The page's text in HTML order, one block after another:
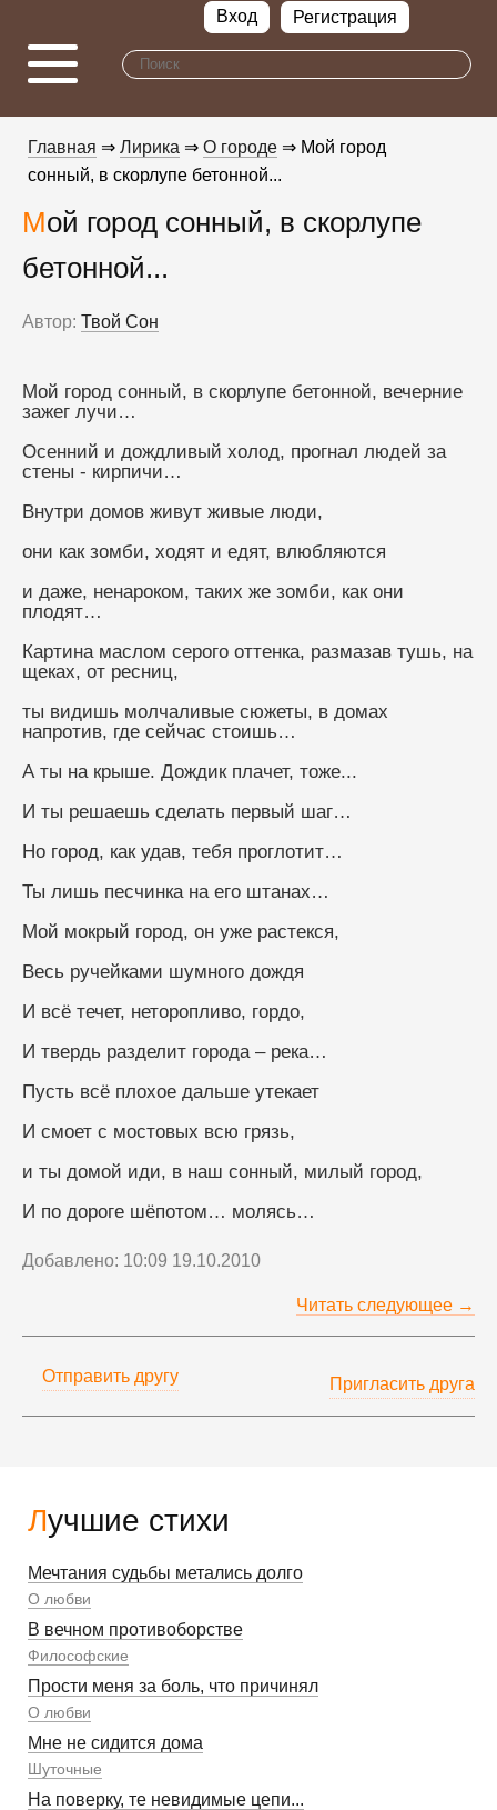
Вход Регистрация
Лучшие стихи
Мечтания судьбы метались долго
О любви
В вечном противоборстве
Философские
Прости меня за боль, что причинял
О любви
Мне не сидится дома
Шуточные
На поверку, те невидимые цепи...
Главная ⇒ Лирика ⇒ О городе ⇒ Мой город
сонный, в скорлупе бетонной...
Мой город сонный, в скорлупе
бетонной...
Автор: Твой Сон
Мой город сонный, в скорлупе бетонной, вечерние
зажег лучи…
Осенний и дождливый холод, прогнал людей за
стены - кирпичи…
Внутри домов живут живые люди,
они как зомби, ходят и едят, влюбляются
и даже, ненароком, таких же зомби, как они
плодят…
Картина маслом серого оттенка, размазав тушь, на
щеках, от ресниц,
ты видишь молчаливые сюжеты, в домах
напротив, где сейчас стоишь…
А ты на крыше. Дождик плачет, тоже...
И ты решаешь сделать первый шаг…
Но город, как удав, тебя проглотит…
Ты лишь песчинка на его штанах…
Мой мокрый город, он уже растекся,
Весь ручейками шумного дождя
И всё течет, неторопливо, гордо,
И твердь разделит города – река…
Пусть всё плохое дальше утекает
И смоет с мостовых всю грязь,
и ты домой иди, в наш сонный, милый город,
И по дороге шёпотом… молясь…
Добавлено: 10:09 19.10.2010
Читать следующее →
Отправить другу Пригласить друга